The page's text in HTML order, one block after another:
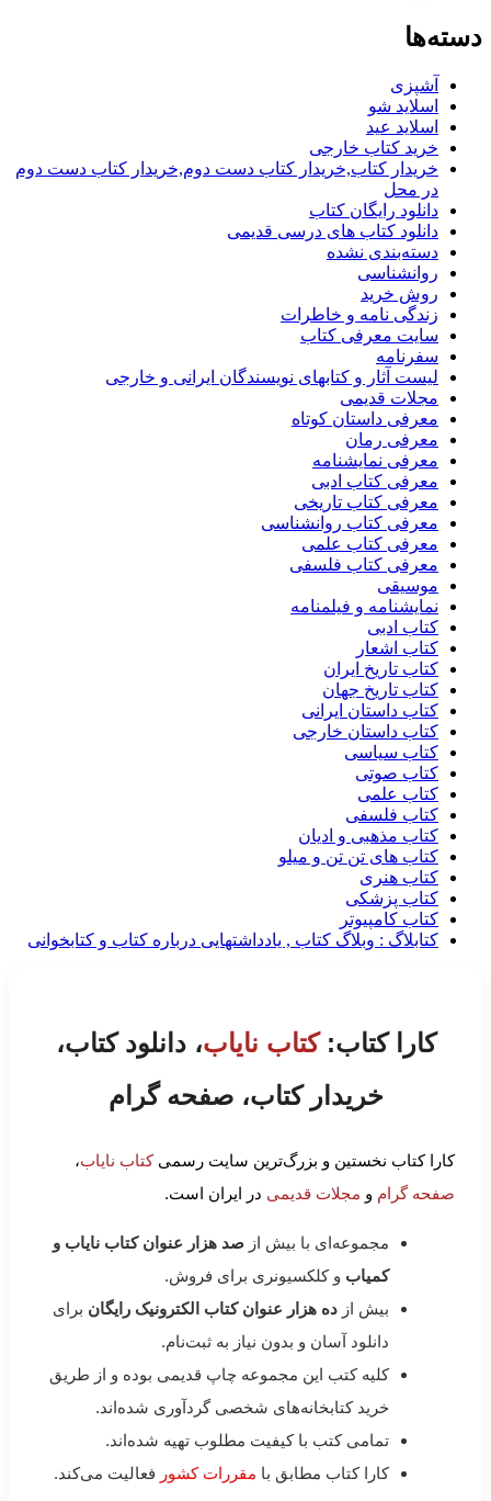
دسته‌ها
آشپزی
اسلاید شو
اسلاید عید
خرید کتاب خارجی
خریدار کتاب,خریدار کتاب دست دوم,خریدار کتاب دست دوم
در محل
دانلود رایگان کتاب
دانلود کتاب های درسی قدیمی
دسته‌بندی نشده
روانشناسی
روش خرید
زندگی نامه و خاطرات
سایت معرفی کتاب
سفرنامه
لیست آثار و کتابهای نویسندگان ایرانی و خارجی
مجلات قدیمی
معرفی داستان کوتاه
معرفی رمان
معرفی نمایشنامه
معرفی کتاب ادبی
معرفی کتاب تاریخی
معرفی کتاب روانشناسی
معرفی کتاب علمی
معرفی کتاب فلسفی
موسیقی
نمایشنامه و فیلمنامه
کتاب ادبی
کتاب اشعار
کتاب تاریخ ایران
کتاب تاریخ جهان
کتاب داستان ایرانی
کتاب داستان خارجی
کتاب سیاسی
کتاب صوتی
کتاب علمی
کتاب فلسفی
کتاب مذهبی و ادیان
کتاب های تن تن و میلو
کتاب هنری
کتاب پزشکی
کتاب کامپیوتر
کتابلاگ : وبلاگ کتاب , یادداشتهایی درباره کتاب و کتابخوانی
کارا کتاب:کتاب نایاب، دانلود کتاب،
خریدار کتاب، صفحه گرام
کارا کتاب نخستین و بزرگ‌ترین سایت رسمیکتاب نایاب،
صفحه گرام و مجلات قدیمی در ایران است.
مجموعه‌ای با بیش از صد هزار عنوان کتاب نایاب و
کمیاب و کلکسیونری برای فروش.
بیش از ده هزار عنوان کتاب الکترونیک رایگان برای
دانلود آسان و بدون نیاز به ثبت‌نام.
کلیه کتب این مجموعه چاپ قدیمی بوده و از طریق
خرید کتابخانه‌های شخصی گردآوری شده‌اند.
تمامی کتب با کیفیت مطلوب تهیه شده‌اند.
کارا کتاب مطابق با مقررات کشور فعالیت می‌کند.